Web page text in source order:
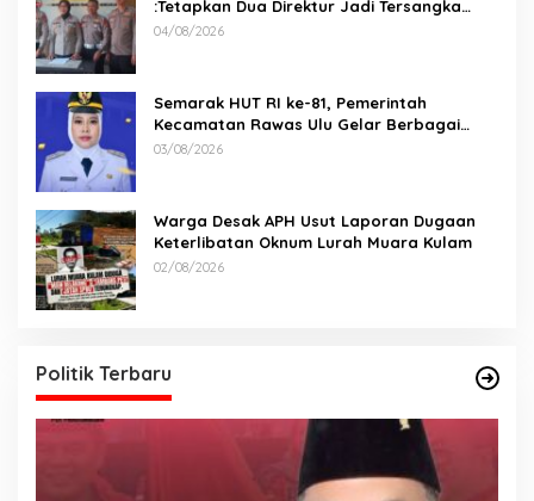
:Tetapkan Dua Direktur Jadi Tersangka
Kecelakaan Maut antara Bus ALS dan
04/08/2026
Semarak HUT RI ke-81, Pemerintah
Kecamatan Rawas Ulu Gelar Berbagai
Lomba
03/08/2026
Warga Desak APH Usut Laporan Dugaan
Keterlibatan Oknum Lurah Muara Kulam
02/08/2026
Politik Terbaru